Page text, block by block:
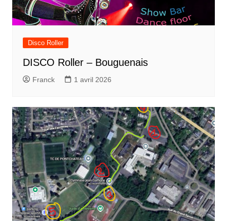
Disco Roller
DISCO Roller – Bouguenais
Franck 1 avril 2026